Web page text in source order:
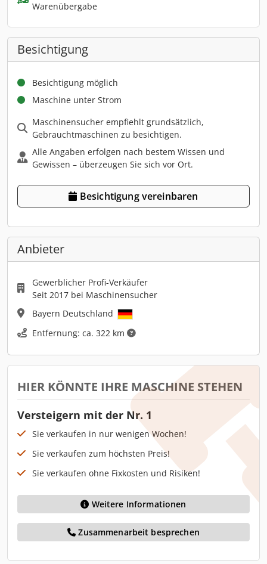
Warenübergabe
Besichtigung
Besichtigung möglich
Maschine unter Strom
Maschinensucher empfiehlt grundsätzlich,
Gebrauchtmaschinen zu besichtigen.
Alle Angaben erfolgen nach bestem Wissen und
Gewissen – überzeugen Sie sich vor Ort.
Besichtigung vereinbaren
Anbieter
Gewerblicher Profi-Verkäufer
Seit 2017 bei Maschinensucher
Bayern Deutschland
Entfernung: ca. 322 km
HIER KÖNNTE IHRE MASCHINE STEHEN
Versteigern mit der Nr. 1
Sie verkaufen in nur wenigen Wochen!
Sie verkaufen zum höchsten Preis!
Sie verkaufen ohne Fixkosten und Risiken!
Weitere Informationen
Zusammenarbeit besprechen